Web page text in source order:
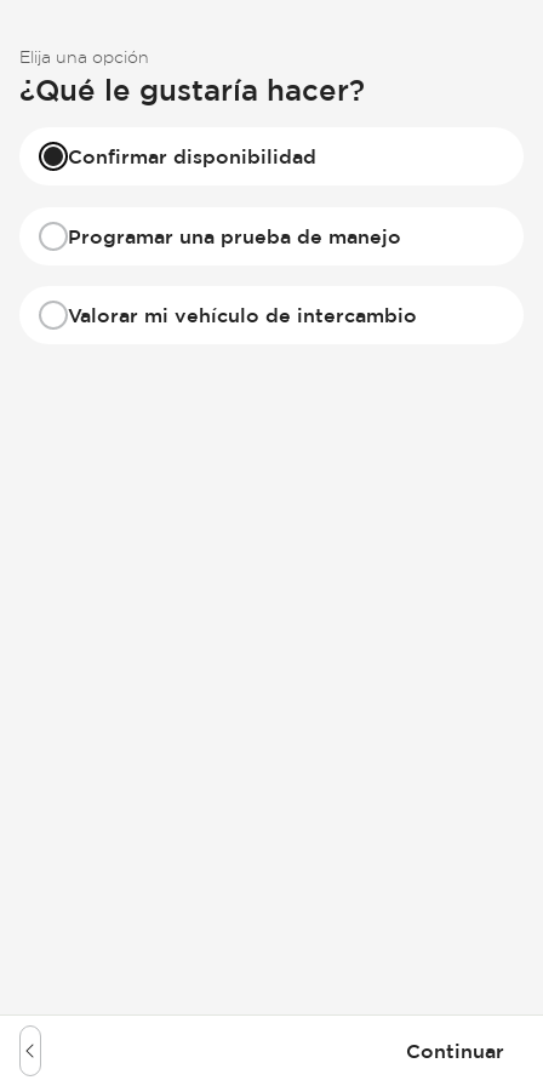
Elija una opción
¿Qué le gustaría hacer?
Confirmar disponibilidad
Programar una prueba de manejo
Valorar mi vehículo de intercambio
Continuar